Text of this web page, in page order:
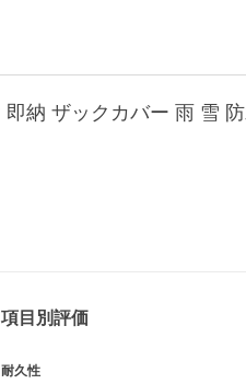
項目別評価
耐久性